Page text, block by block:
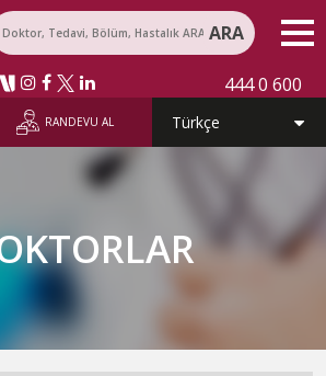
ARA
444 0 600
RANDEVU AL